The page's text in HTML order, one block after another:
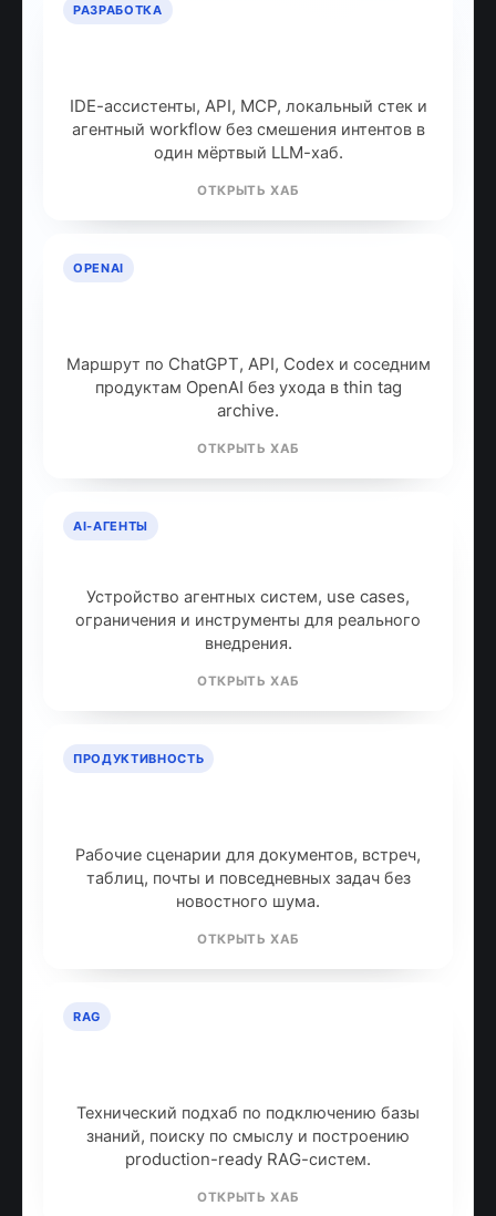
РАЗРАБОТКА
IDE-ассистенты, API, MCP, локальный стек и
агентный workflow без смешения интентов в
один мёртвый LLM-хаб.
ОТКРЫТЬ ХАБ
OPENAI
Маршрут по ChatGPT, API, Codex и соседним
продуктам OpenAI без ухода в thin tag
archive.
ОТКРЫТЬ ХАБ
AI-АГЕНТЫ
Устройство агентных систем, use cases,
ограничения и инструменты для реального
внедрения.
ОТКРЫТЬ ХАБ
ПРОДУКТИВНОСТЬ
Рабочие сценарии для документов, встреч,
таблиц, почты и повседневных задач без
новостного шума.
ОТКРЫТЬ ХАБ
RAG
Технический подхаб по подключению базы
знаний, поиску по смыслу и построению
production-ready RAG-систем.
ОТКРЫТЬ ХАБ